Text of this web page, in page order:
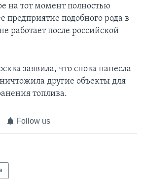
на тот момент полностью
подобного рода в
работает после российской
заявила, что снова нанесла
другие объекты для
топлива.
Follow us